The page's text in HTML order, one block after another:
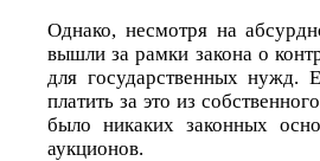
Однако, несмотря на
вышли за рамки закона о
для государственных нужд.
платить за это из
было никаких законных
аукционов.